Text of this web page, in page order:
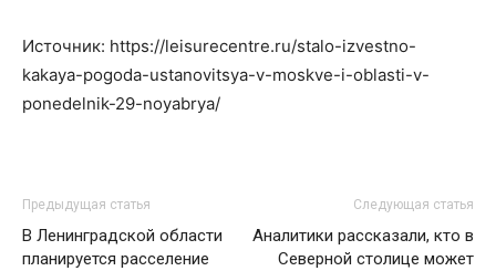
Источник: https://leisurecentre.ru/stalo-izvestno-
kakaya-pogoda-ustanovitsya-v-moskve-i-oblasti-v-
ponedelnik-29-noyabrya/
Предыдущая статья
В Ленинградской области
планируется расселение
Следующая статья
Аналитики рассказали, кто в
Северной столице может